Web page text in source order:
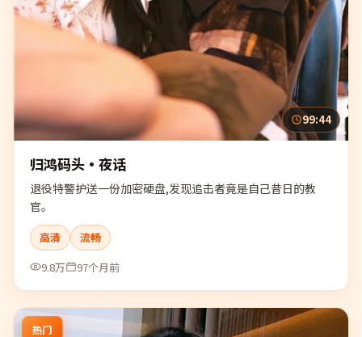
99:44
归鸿码头·夜话
退役特警护送一份加密硬盘,发现追击者竟是自己昔日的教
官。
高清
流畅
9.8万
97个月前
热门